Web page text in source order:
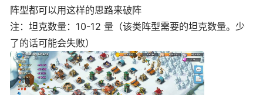
阵型都可以用这样的思路来破阵
注：坦克数量：10-12 量（该类阵型需要的坦克数量。少
了的话可能会失败）